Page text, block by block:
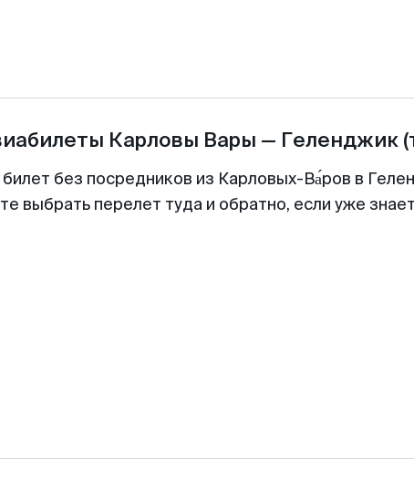
Карловы Вары — Геленджик
без посредников из Карловых-Ва́ров в
выбрать перелет туда и обратно, если уже